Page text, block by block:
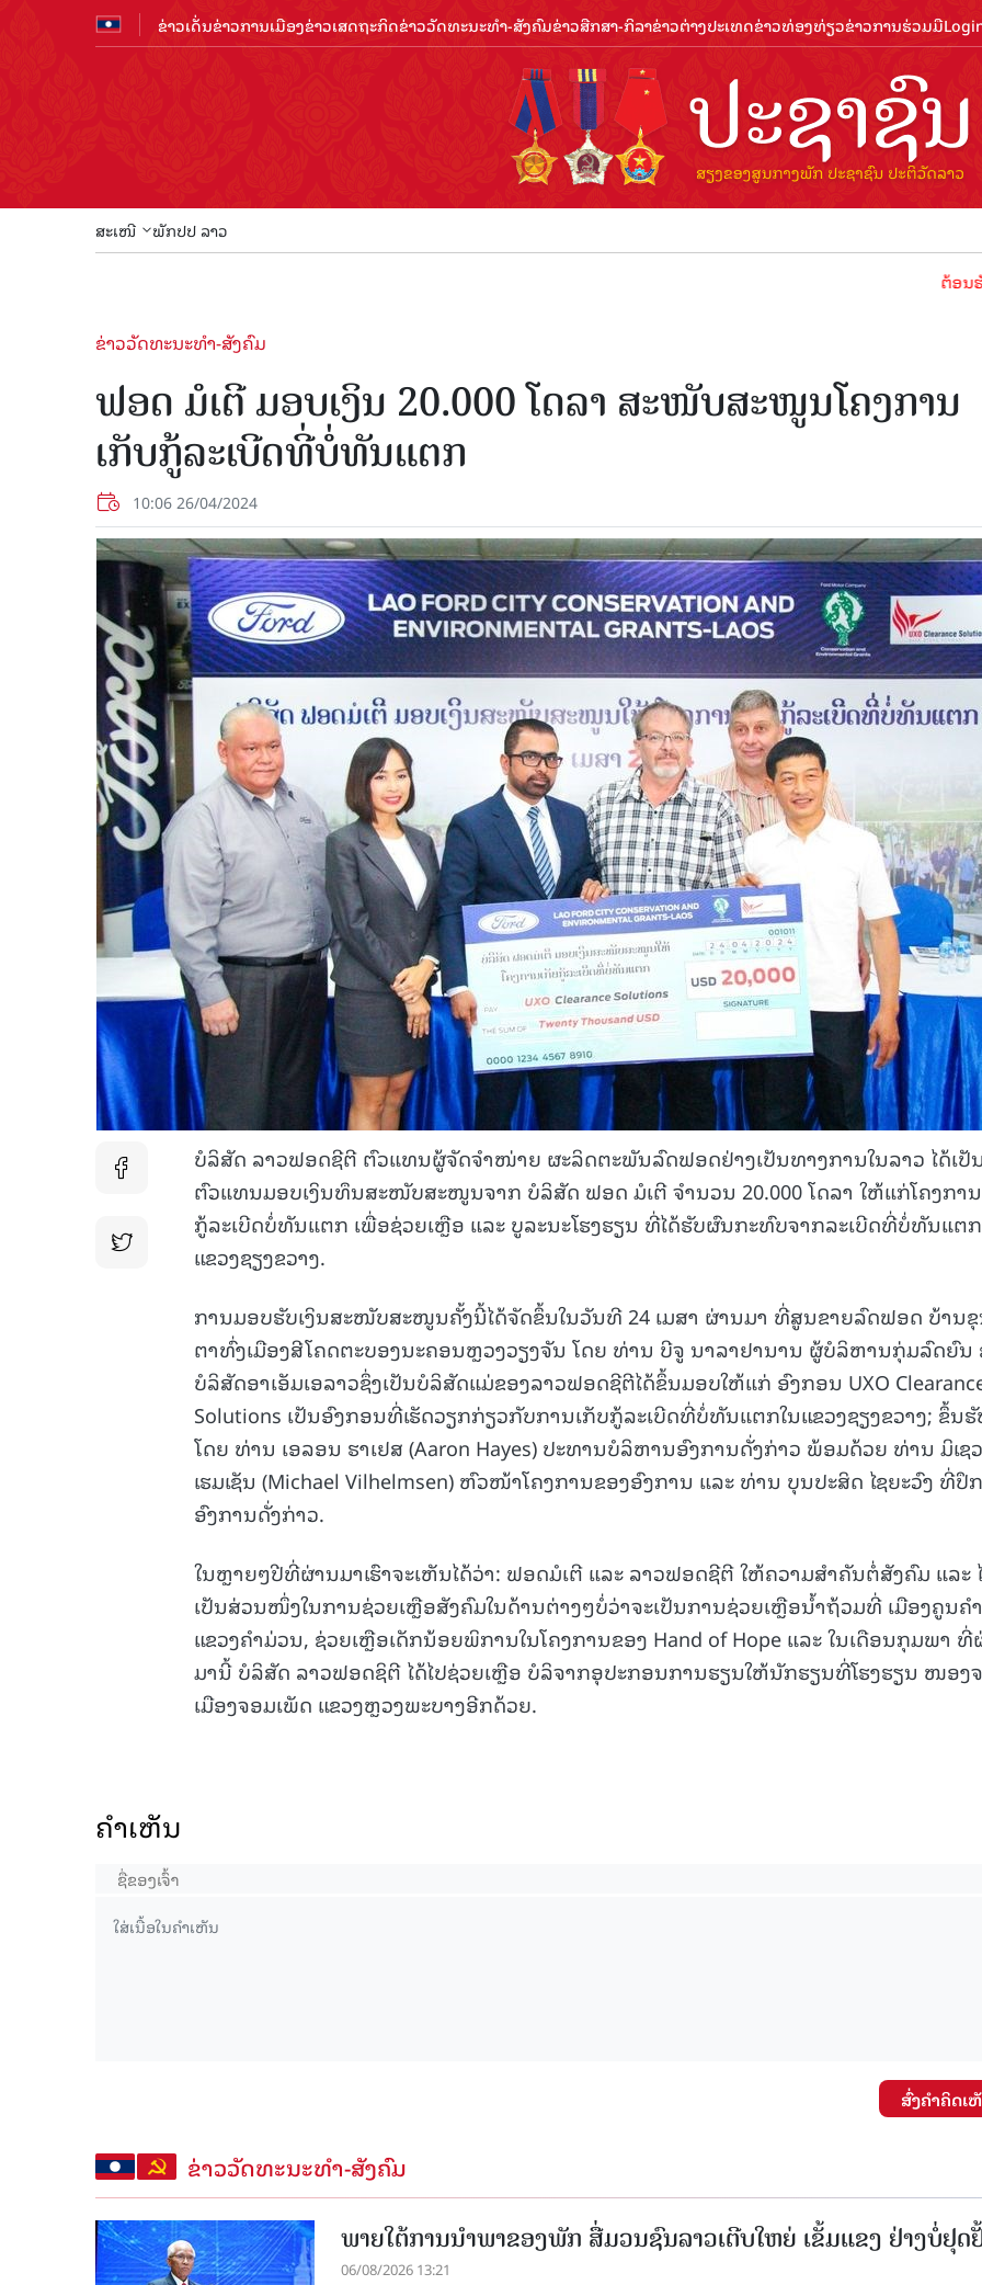
ຂ່າວເດັ່ນຂ່າວການເມືອງຂ່າວເສດຖະກິດຂ່າວວັດທະນະທຳ-ສັງຄົມຂ່າວສືກສາ-ກິລາຂ່າວຕ່າງປະເທດຂ່າວທ່ອງທ່ຽວຂ່າວການຮ່ວມມື
ສະເໜີ ພັກປປ ລາວ
ຕ້ອນຮັບປີທ່
ຂ່າວວັດທະນະທຳ-ສັງຄົມ
ຟອດ ມໍເຕີ ມອບເງິນ 20.000 ໂດລາ ສະໜັບສະໜູນໂຄງການ
ເກັບກູ້ລະເບີດທີ່ບໍ່ທັນແຕກ
10:06 26/04/2024
ບໍລິສັດ ລາວຟອດຊີຕີ ຕົວແທນຜູ້ຈັດຈຳໜ່າຍ ຜະລິດຕະພັນລົດຟອດຢ່າງເປັນທາງການໃນລາວ ໄດ້ເປັນ
ຕົວແທນມອບເງິນທຶນສະໜັບສະໜູນຈາກ ບໍລິສັດ ຟອດ ມໍເຕີ ຈໍານວນ 20.000 ໂດລາ ໃຫ້ແກ່ໂຄງກາ
ກູ້ລະເບີດບໍ່ທັນແຕກ ເພື່ອຊ່ວຍເຫຼືອ ແລະ ບູລະນະໂຮງຮຽນ ທີ່ໄດ້ຮັບຜົນກະທົບຈາກລະເບີດທີ່ບໍ່ທັນແຕ
ແຂວງຊຽງຂວາງ.
ການມອບຮັບເງິນສະໜັບສະໜູນຄັ້ງນີ້ໄດ້ຈັດຂຶ້ນໃນວັນທີ 24 ເມສາ ຜ່ານມາ ທີ່ສູນຂາຍລົດຟອດ ບ້ານ
ຕາທົ່ງເມືອງສີໂຄດຕະບອງນະຄອນຫຼວງວຽງຈັນ ໂດຍ ທ່ານ ບີຈູ ນາລາຢານານ ຜູ້ບໍລິຫານກຸ່ມລົດຍົນ
ບໍລິສັດອາເອັມເອລາວຊຶ່ງເປັນບໍລິສັດແມ່ຂອງລາວຟອດຊີຕີໄດ້ຂຶ້ນມອບໃຫ້ແກ່ ອົງກອນ UXO
Solutions ເປັນອົງກອນທີ່ເຮັດວຽກກ່ຽວກັບການເກັບກູ້ລະເບີດທີ່ບໍ່ທັນແຕກໃນແຂວງຊຽງຂວາງ; ຂຶ້ນຮັ
ໂດຍ ທ່ານ ເອລອນ ຮາເຢສ (Aaron Hayes) ປະທານບໍລິຫານອົງການດັ່ງກ່າວ ພ້ອມດ້ວຍ ທ່ານ ມິເຊ
ເຮມເຊັນ (Michael Vilhelmsen) ຫົວໜ້າໂຄງການຂອງອົງການ ແລະ ທ່ານ ບຸນປະສິດ ໄຊຍະວົງ ທີ່ປຶ
ອົງການດັ່ງກ່າວ.
ໃນຫຼາຍໆປີທີ່ຜ່ານມາເຮົາຈະເຫັນໄດ້ວ່າ: ຟອດມໍເຕີ ແລະ ລາວຟອດຊີຕີ ໃຫ້ຄວາມສຳຄັນຕໍ່ສັງຄົມ ແລະ
ເປັນສ່ວນໜຶ່ງໃນການຊ່ວຍເຫຼືອສັງຄົມໃນດ້ານຕ່າງໆບໍ່ວ່າຈະເປັນການຊ່ວຍເຫຼືອນ້ຳຖ້ວມທີ່ ເມືອງຄູນຄຳ
ແຂວງຄຳມ່ວນ, ຊ່ວຍເຫຼືອເດັກນ້ອຍພິການໃນໂຄງການຂອງ Hand of Hope ແລະ ໃນເດືອນກຸມພາ ທີ່
ມານີ້ ບໍລິສັດ ລາວຟອດຊິຕີ ໄດ້ໄປຊ່ວຍເຫຼືອ ບໍລິຈາກອຸປະກອນການຮຽນໃຫ້ນັກຮຽນທີ່ໂຮງຮຽນ ໜອງ
ເມືອງຈອມເພັດ ແຂວງຫຼວງພະບາງອີກດ້ວຍ.
ຄໍາເຫັນ
ສົ່ງຄໍາຄິດເ
ຂ່າວວັດທະນະທຳ-ສັງຄົມ
ພາຍໃຕ້ການນໍາພາຂອງພັກ ສື່ມວນຊົນລາວເຕີບໃຫຍ່ ເຂັ້ມແຂງ ຢ່າງບໍ່ຢຸດ
06/08/2026 13:21
15.039(06-08-